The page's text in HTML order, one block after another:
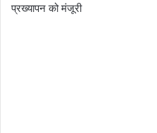
प्रख्यापन को मंजूरी